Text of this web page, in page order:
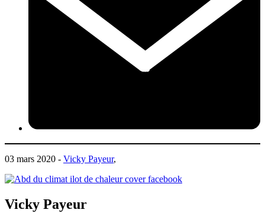
03 mars 2020 - Vicky Payeur,
Vicky Payeur